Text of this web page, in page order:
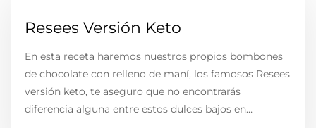
Resees Versión Keto
En esta receta haremos nuestros propios bombones
de chocolate con relleno de maní, los famosos Resees
versión keto, te aseguro que no encontrarás
diferencia alguna entre estos dulces bajos en…